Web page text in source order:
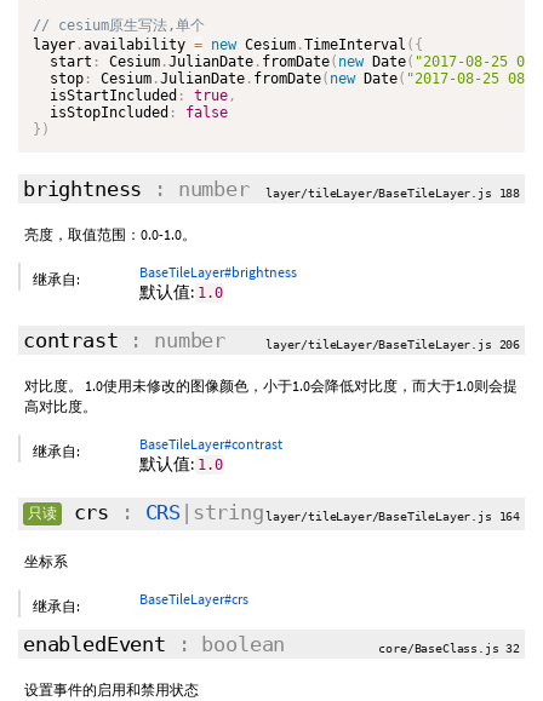
layer .availability = new Cesium .TimeInterval ( {
  start
: Cesium .JulianDate . fromDate( new Date( "2017-08-25
  stop
: Cesium .JulianDate . fromDate( new Date( "2017-08-25
  isStartIncluded
: true ,
  isStopIncluded
:
false
} )
brightness : number layer/tileLayer/BaseTileLayer.js 188
亮度，取值范围：0.0-1.0。
继承自: BaseTileLayer#brightness
默认值: 1.0
contrast : number layer/tileLayer/BaseTileLayer.js 206
对比度。 1.0使用未修改的图像颜色，小于1.0会降低对比度，而大于1.0则会提
高对比度。
继承自: BaseTileLayer#contrast
默认值: 1.0
只读 crs : CRS |stringlayer/tileLayer/BaseTileLayer.js 164
坐标系
继承自: BaseTileLayer#crs
enabledEvent : boolean core/BaseClass.js 32
设置事件的启用和禁用状态